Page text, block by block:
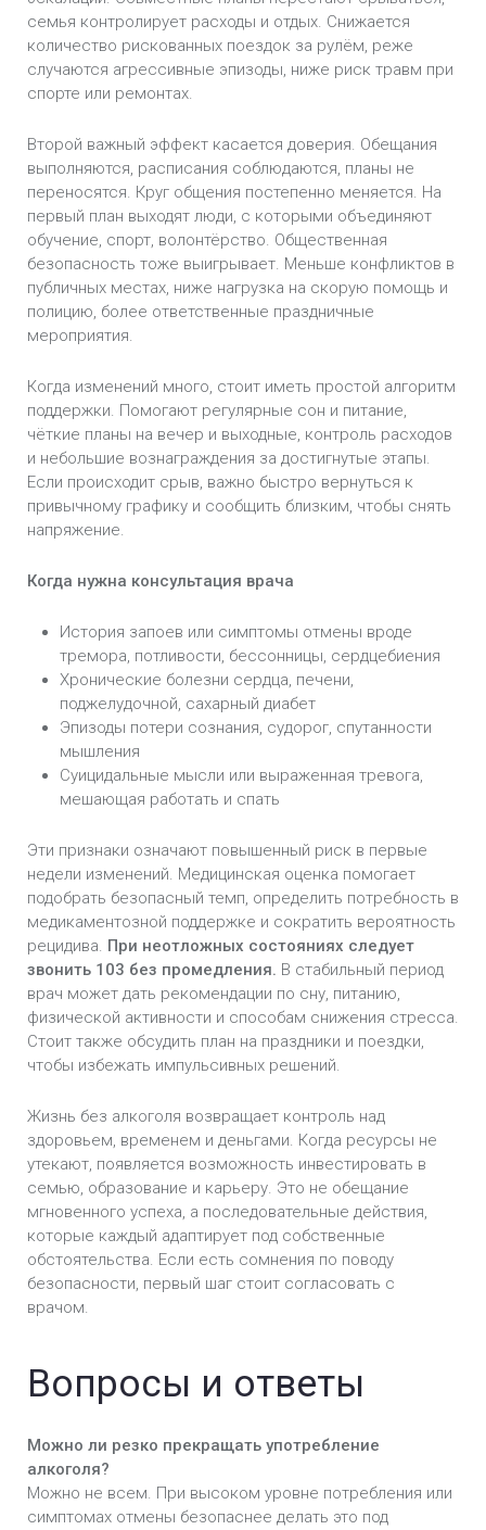
семья контролирует расходы и отдых. Снижается
количество рискованных поездок за рулём, реже
случаются агрессивные эпизоды, ниже риск травм при
спорте или ремонтах.
Второй важный эффект касается доверия. Обещания
выполняются, расписания соблюдаются, планы не
переносятся. Круг общения постепенно меняется. На
первый план выходят люди, с которыми объединяют
обучение, спорт, волонтёрство. Общественная
безопасность тоже выигрывает. Меньше конфликтов в
публичных местах, ниже нагрузка на скорую помощь и
полицию, более ответственные праздничные
мероприятия.
Когда изменений много, стоит иметь простой алгоритм
поддержки. Помогают регулярные сон и питание,
чёткие планы на вечер и выходные, контроль расходов
и небольшие вознаграждения за достигнутые этапы.
Если происходит срыв, важно быстро вернуться к
привычному графику и сообщить близким, чтобы снять
напряжение.
Когда нужна консультация врача
История запоев или симптомы отмены вроде
тремора, потливости, бессонницы, сердцебиения
Хронические болезни сердца, печени,
поджелудочной, сахарный диабет
Эпизоды потери сознания, судорог, спутанности
мышления
Суицидальные мысли или выраженная тревога,
мешающая работать и спать
Эти признаки означают повышенный риск в первые
недели изменений. Медицинская оценка помогает
подобрать безопасный темп, определить потребность в
медикаментозной поддержке и сократить вероятность
рецидива. При неотложных состояниях следует
звонить 103 без промедления. В стабильный период
врач может дать рекомендации по сну, питанию,
физической активности и способам снижения стресса.
Стоит также обсудить план на праздники и поездки,
чтобы избежать импульсивных решений.
Жизнь без алкоголя возвращает контроль над
здоровьем, временем и деньгами. Когда ресурсы не
утекают, появляется возможность инвестировать в
семью, образование и карьеру. Это не обещание
мгновенного успеха, а последовательные действия,
которые каждый адаптирует под собственные
обстоятельства. Если есть сомнения по поводу
безопасности, первый шаг стоит согласовать с
врачом.
Вопросы и ответы
Можно ли резко прекращать употребление
алкоголя?
Можно не всем. При высоком уровне потребления или
симптомах отмены безопаснее делать это под